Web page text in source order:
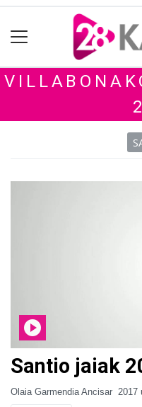
Santio jaiak
Olaia Garmendia Ancisar 2017